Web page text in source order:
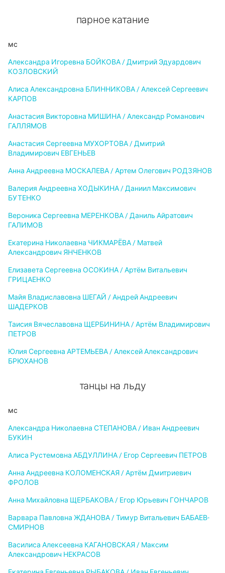
парное катание
мс
Александра Игоревна БОЙКОВА / Дмитрий Эдуардович
КОЗЛОВСКИЙ
Алиса Александровна БЛИННИКОВА / Алексей Сергеевич
КАРПОВ
Анастасия Викторовна МИШИНА / Александр Романович
ГАЛЛЯМОВ
Анастасия Сергеевна МУХОРТОВА / Дмитрий
Владимирович ЕВГЕНЬЕВ
Анна Андреевна МОСКАЛЕВА / Артем Олегович РОДЗЯНОВ
Валерия Андреевна ХОДЫКИНА / Даниил Максимович
БУТЕНКО
Вероника Сергеевна МЕРЕНКОВА / Даниль Айратович
ГАЛИМОВ
Екатерина Николаевна ЧИКМАРЁВА / Матвей
Александрович ЯНЧЕНКОВ
Елизавета Сергеевна ОСОКИНА / Артём Витальевич
ГРИЦАЕНКО
Майя Владиславовна ШЕГАЙ / Андрей Андреевич
ШАДЕРКОВ
Таисия Вячеславовна ЩЕРБИНИНА / Артём Владимирович
ПЕТРОВ
Юлия Сергеевна АРТЕМЬЕВА / Алексей Александрович
БРЮХАНОВ
танцы на льду
мс
Александра Николаевна СТЕПАНОВА / Иван Андреевич
БУКИН
Алиса Рустемовна АБДУЛЛИНА / Егор Сергеевич ПЕТРОВ
Анна Андреевна КОЛОМЕНСКАЯ / Артём Дмитриевич
ФРОЛОВ
Анна Михайловна ЩЕРБАКОВА / Егор Юрьевич ГОНЧАРОВ
Варвара Павловна ЖДАНОВА / Тимур Витальевич БАБАЕВ-
СМИРНОВ
Василиса Алексеевна КАГАНОВСКАЯ / Максим
Александрович НЕКРАСОВ